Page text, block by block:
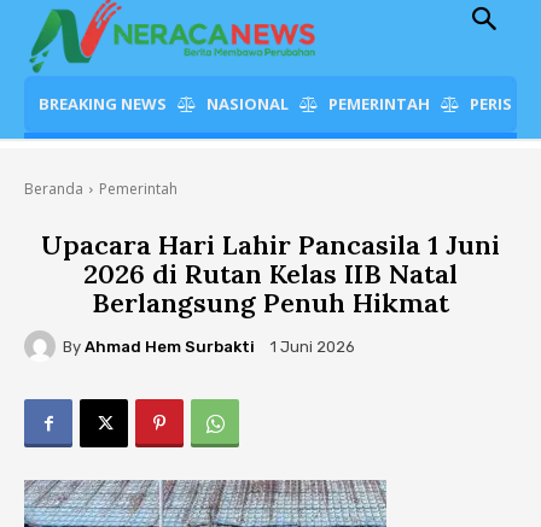
BREAKING NEWS NASIONAL PEMERINTAH
Beranda Pemerintah
Upacara Hari Lahir Pancasila 1 Juni
2026 di Rutan Kelas IIB Natal
Berlangsung Penuh Hikmat
By Ahmad Hem Surbakti 1 Juni 2026